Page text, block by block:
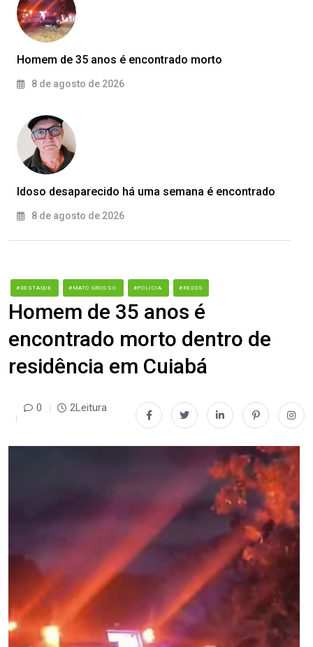
Homem de 35 anos é encontrado morto
8 de agosto de 2026
Idoso desaparecido há uma semana é encontrado
8 de agosto de 2026
#DESTAQUE #MATO GROSSO #POLÍCIA #REDES
Homem de 35 anos é
encontrado morto dentro de
residência em Cuiabá
0 2Leitura